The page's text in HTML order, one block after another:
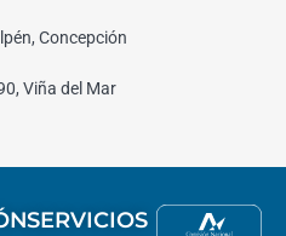
Concepción
Viña del Mar
SERVICIOS